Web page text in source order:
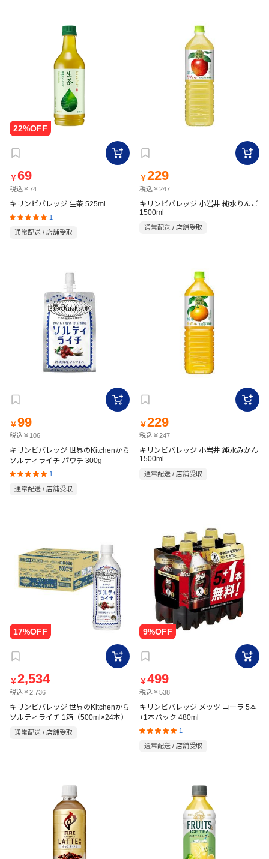
￥69
税込￥74
キリンビバレッジ 生茶 525ml
1
通常配送 / 店舗受取
￥229
税込￥247
キリンビバレッジ 小岩井 純水りんご
1500ml
通常配送 / 店舗受取
￥99
税込￥106
キリンビバレッジ 世界のKitchenから
ソルティライチ パウチ 300g
1
通常配送 / 店舗受取
￥229
税込￥247
キリンビバレッジ 小岩井 純水みかん
1500ml
通常配送 / 店舗受取
￥2,534
税込￥2,736
キリンビバレッジ 世界のKitchenから
ソルティライチ 1箱（500ml×24本）
通常配送 / 店舗受取
￥499
税込￥538
キリンビバレッジ メッツ コーラ 5本
+1本パック 480ml
1
通常配送 / 店舗受取